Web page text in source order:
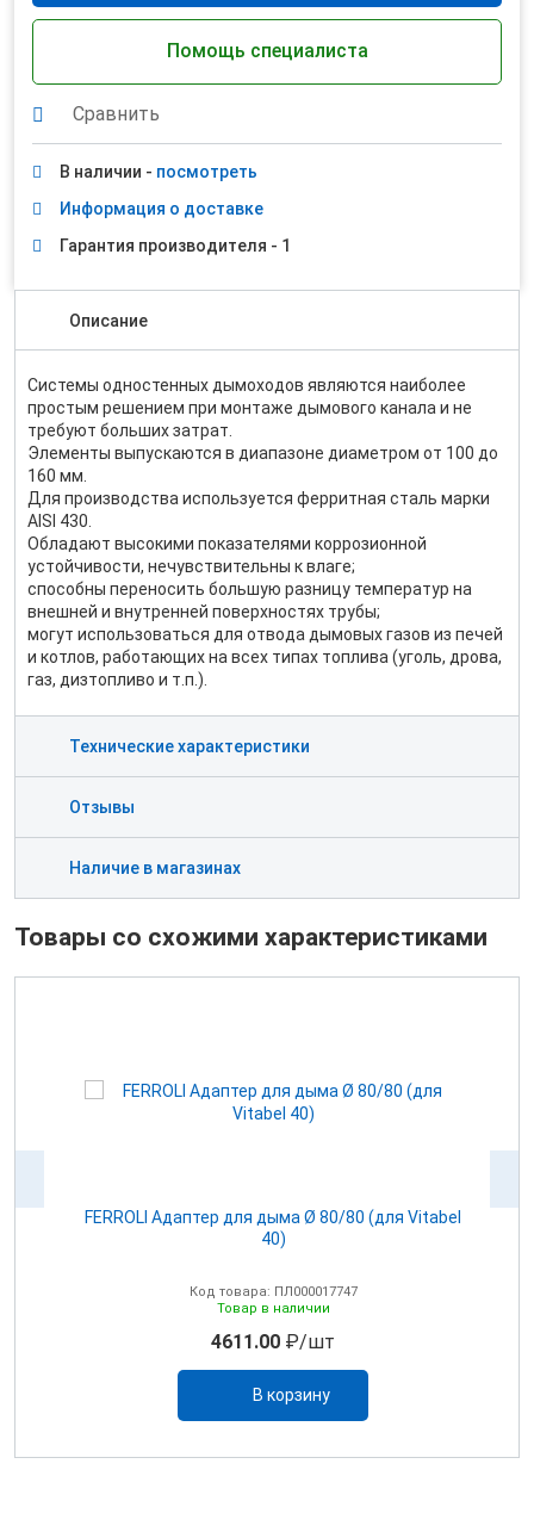
Помощь специалиста
Сравнить
В наличии - посмотреть
Информация о доставке
Гарантия производителя - 1
Описание
Системы одностенных дымоходов являются наиболее
простым решением при монтаже дымового канала и не
требуют больших затрат.
Элементы выпускаются в диапазоне диаметром от 100 до
160 мм.
Для производства используется ферритная сталь марки
AISI 430.
Обладают высокими показателями коррозионной
устойчивости, нечувствительны к влаге;
способны переносить большую разницу температур на
внешней и внутренней поверхностях трубы;
могут использоваться для отвода дымовых газов из печей
и котлов, работающих на всех типах топлива (уголь, дрова,
газ, дизтопливо и т.п.).
Технические характеристики
Отзывы
Наличие в магазинах
Товары со схожими характеристиками
FERROLI Адаптер для дыма Ø 80/80 (для Vitabel
40)
Код товара: ПЛ000017747
Товар в наличии
4611.00 ₽/шт
В корзину